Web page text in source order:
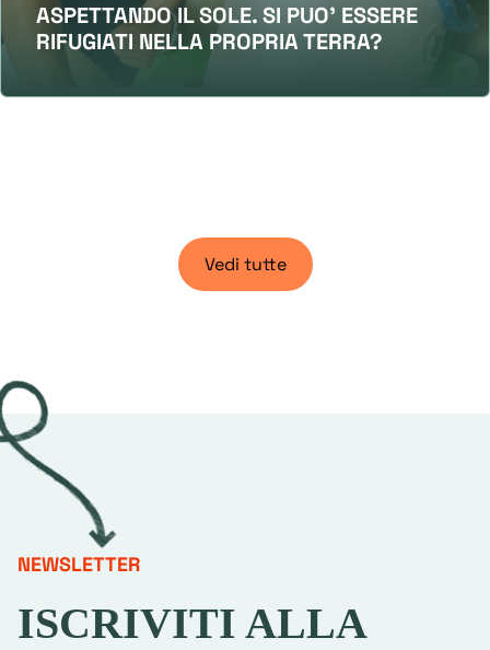
ASPETTANDO IL SOLE. SI PUO' ESSERE
RIFUGIATI NELLA PROPRIA TERRA?
Vedi tutte
NEWSLETTER
ISCRIVITI ALLA